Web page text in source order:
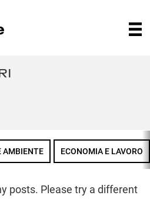
AMBIENTE ECONOMIA E LAVORO
posts. Please try a different